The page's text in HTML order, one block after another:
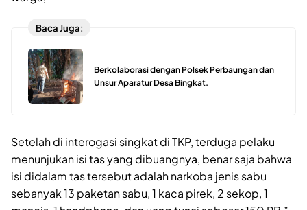
Baca Juga:
Berkolaborasi dengan Polsek Perbaungan dan
Unsur Aparatur Desa Bingkat.
Setelah di interogasi singkat di TKP, terduga pelaku
menunjukan isi tas yang dibuangnya, benar saja bahwa
isi didalam tas tersebut adalah narkoba jenis sabu
sebanyak 13 paketan sabu, 1 kaca pirek, 2 sekop, 1